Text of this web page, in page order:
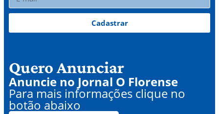
Cadastrar
Quero Anunciar
Anuncie no Jornal O Florense
Para mais informações clique no
botão abaixo